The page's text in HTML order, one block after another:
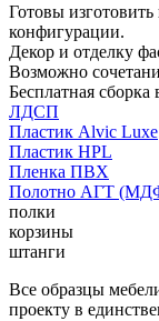
Готовы
конфигурации.
Декор и отделку
Возможно
Бесплатная сборка
ЛДСП
Пластик Alvic Luxe
Пластик HPL
Пленка ПВХ
Полотно АГТ
полки
корзины
штанги
Все образцы
проекту в